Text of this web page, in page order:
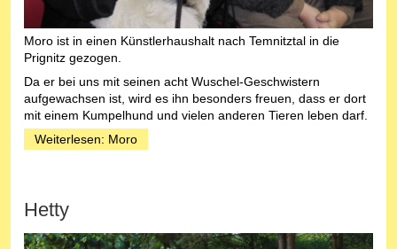
Moro ist in einen Künstlerhaushalt nach Temnitztal in die
Prignitz gezogen.
Da er bei uns mit seinen acht Wuschel-Geschwistern
aufgewachsen ist, wird es ihn besonders freuen, dass er dort
mit einem Kumpelhund und vielen anderen Tieren leben darf.
Weiterlesen: Moro
Hetty